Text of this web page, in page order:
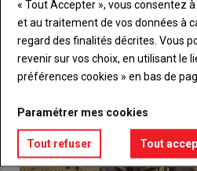
« Tout Accepter », vous consentez
et au traitement de vos données à
regard des finalités décrites. Vous
revenir sur vos choix, en utilisant le
préférences cookies » en bas de
Paramétrer mes cookies
Tout refuser Tout